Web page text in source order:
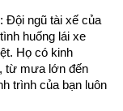
huống lái xe
Họ có kinh
từ mưa lớn đến
trình của bạn luôn